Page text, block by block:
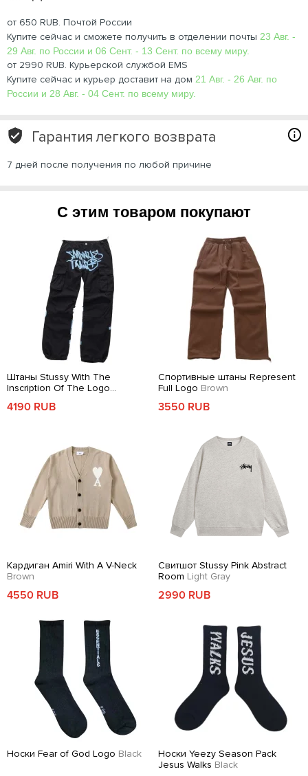
от 650 RUB. Почтой России
Купите сейчас и сможете получить в отделении почты 23 Авг. -
29 Авг. по России и 06 Сент. - 13 Сент. по всему миру.
от 2990 RUB. Курьерской службой EMS
Купите сейчас и курьер доставит на дом 21 Авг. - 26 Авг. по
России и 28 Авг. - 04 Сент. по всему миру.
Гарантия легкого возврата
7 дней после получения по любой причине
С этим товаром покупают
Штаны Stussy With The
Inscription Of The Logo
4190 RUB
Спортивные штаны Represent
Full Logo Brown
3550 RUB
Кардиган Amiri With A V-Neck
Brown
4550 RUB
Свитшот Stussy Pink Abstract
Room Light Gray
2990 RUB
Носки Fear of God Logo Black
Носки Yeezy Season Pack
Jesus Walks Black